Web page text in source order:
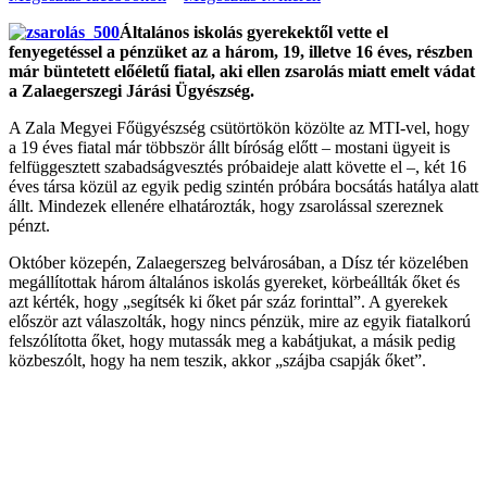
Általános iskolás gyerekektől vette el
fenyegetéssel a pénzüket az a három, 19, illetve 16 éves, részben
már büntetett előéletű fiatal, aki ellen zsarolás miatt emelt vádat
a Zalaegerszegi Járási Ügyészség.
A Zala Megyei Főügyészség csütörtökön közölte az MTI-vel, hogy
a 19 éves fiatal már többször állt bíróság előtt – mostani ügyeit is
felfüggesztett szabadságvesztés próbaideje alatt követte el –, két 16
éves társa közül az egyik pedig szintén próbára bocsátás hatálya alatt
állt. Mindezek ellenére elhatározták, hogy zsarolással szereznek
pénzt.
Október közepén, Zalaegerszeg belvárosában, a Dísz tér közelében
megállítottak három általános iskolás gyereket, körbeállták őket és
azt kérték, hogy „segítsék ki őket pár száz forinttal”. A gyerekek
először azt válaszolták, hogy nincs pénzük, mire az egyik fiatalkorú
felszólította őket, hogy mutassák meg a kabátjukat, a másik pedig
közbeszólt, hogy ha nem teszik, akkor „szájba csapják őket”.